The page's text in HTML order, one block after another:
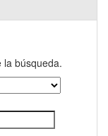
la búsqueda.